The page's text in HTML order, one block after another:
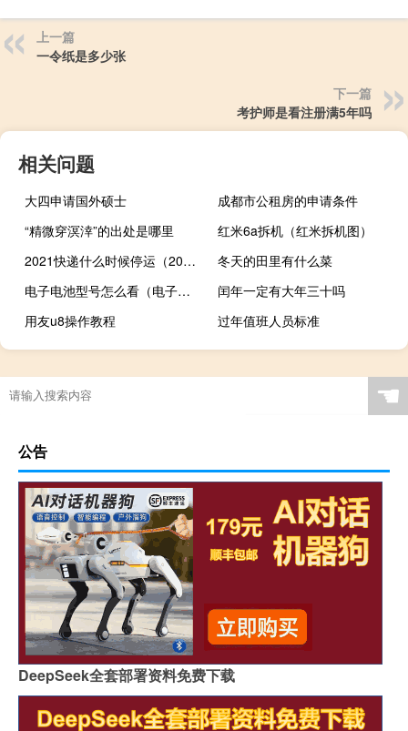
上一篇
一令纸是多少张
下一篇
考护师是看注册满5年吗
相关问题
大四申请国外硕士
成都市公租房的申请条件
“精微穿溟涬”的出处是哪里
红米6a拆机（红米拆机图）
2021快递什么时候停运（2021快递什么时候停运）
冬天的田里有什么菜
电子电池型号怎么看（电子电池）
闰年一定有大年三十吗
用友u8操作教程
过年值班人员标准
☚
公告
DeepSeek全套部署资料免费下载